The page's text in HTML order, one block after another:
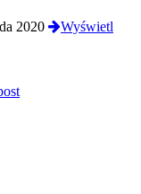
2020
Wyświetl